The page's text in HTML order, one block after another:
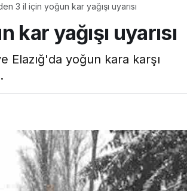
3 il için yoğun kar yağışı uyarısı
yağışı uyarısı
yoğun kara karşı
Tam ölçüsüyle
pastaneye taş çıkartır:
Şekerpare tarifi